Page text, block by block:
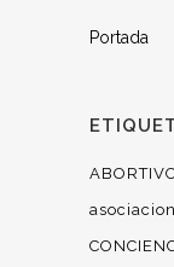
Portada